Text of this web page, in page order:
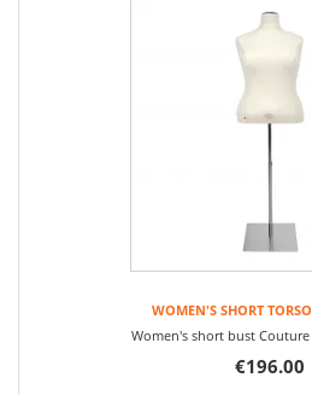
WOMEN'S SHORT
Women's short bust Couture
€196.00